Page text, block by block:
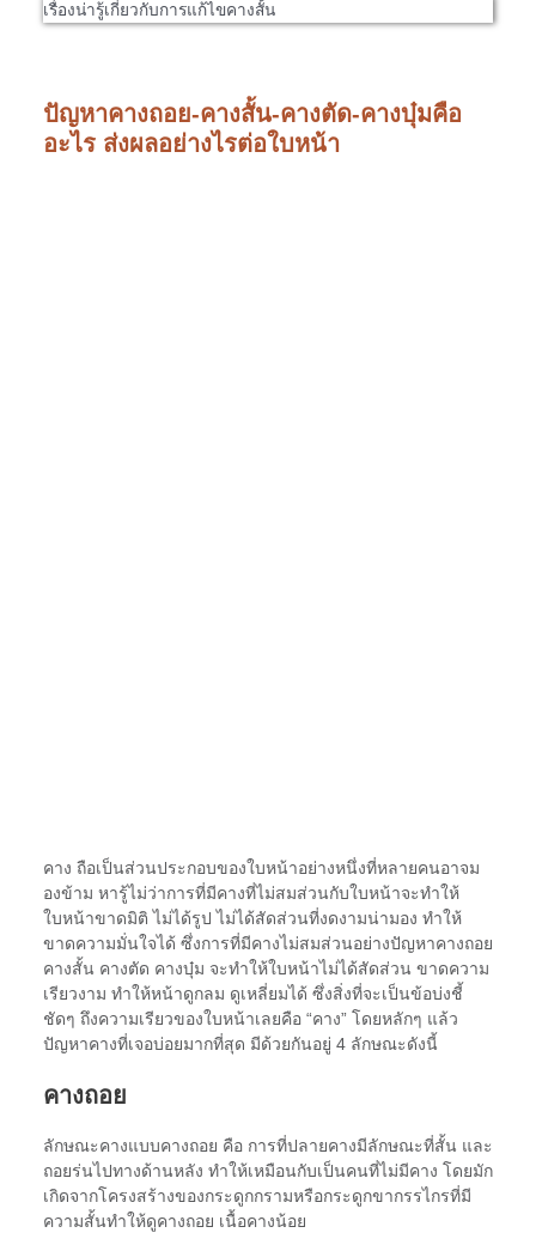
เรื่องน่ารู้เกี่ยวกับการแก้ไขคางสั้น
ปัญหาคางถอย-คางสั้น-คางตัด-คางบุ๋มคือ
อะไร ส่งผลอย่างไรต่อใบหน้า
คาง ถือเป็นส่วนประกอบของใบหน้าอย่างหนึ่งที่หลายคนอาจม
องข้าม หารู้ไม่ว่าการที่มีคางที่ไม่สมส่วนกับใบหน้าจะทำให้
ใบหน้าขาดมิติ ไม่ได้รูป ไม่ได้สัดส่วนที่งดงามน่ามอง ทำให้
ขาดความมั่นใจได้ ซึ่งการที่มีคางไม่สมส่วนอย่างปัญหาคางถอย
คางสั้น คางตัด คางบุ๋ม จะทำให้ใบหน้าไม่ได้สัดส่วน ขาดความ
เรียวงาม ทำให้หน้าดูกลม ดูเหลี่ยมได้ ซึ่งสิ่งที่จะเป็นข้อบ่งชี้
ชัดๆ ถึงความเรียวของใบหน้าเลยคือ “คาง” โดยหลักๆ แล้ว
ปัญหาคางที่เจอบ่อยมากที่สุด มีด้วยกันอยู่ 4 ลักษณะดังนี้
คางถอย
ลักษณะคางแบบคางถอย คือ การที่ปลายคางมีลักษณะที่สั้น และ
ถอยร่นไปทางด้านหลัง ทำให้เหมือนกับเป็นคนที่ไม่มีคาง โดยมัก
เกิดจากโครงสร้างของกระดูกกรามหรือกระดูกขากรรไกรที่มี
ความสั้นทำให้ดูคางถอย เนื้อคางน้อย